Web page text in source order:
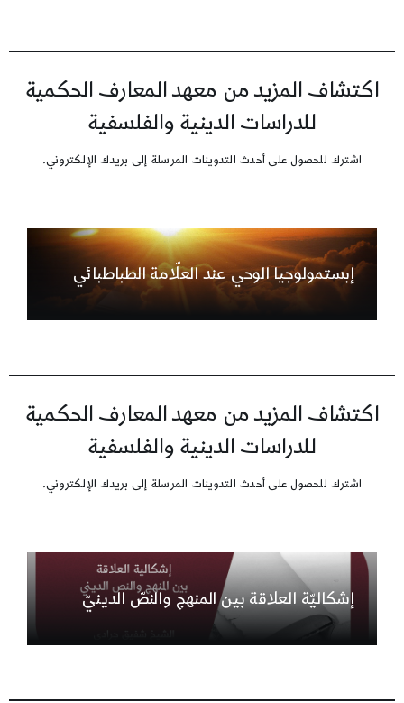
اكتشاف المزيد من معهد المعارف الحكمية
للدراسات الدينية والفلسفية
اشترك للحصول على أحدث التدوينات المرسلة إلى بريدك الإلكتروني.
إبستمولوجيا الوحي عند العلّامة الطباطبائي
اكتشاف المزيد من معهد المعارف الحكمية
للدراسات الدينية والفلسفية
اشترك للحصول على أحدث التدوينات المرسلة إلى بريدك الإلكتروني.
إشكاليّة العلاقة بين المنهج والنصّ الدينيّ